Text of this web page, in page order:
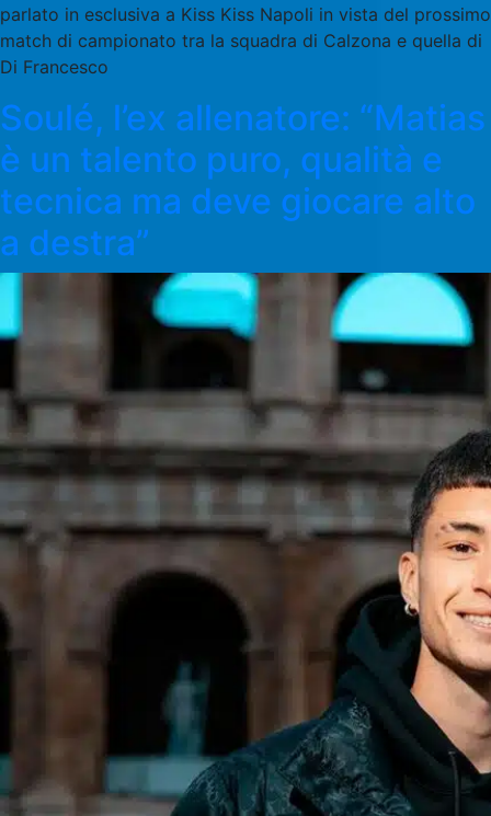
parlato in esclusiva a Kiss Kiss Napoli in vista del prossimo
match di campionato tra la squadra di Calzona e quella di
Di Francesco
Soulé, l’ex allenatore: “Matias
è un talento puro, qualità e
tecnica ma deve giocare alto
a destra”